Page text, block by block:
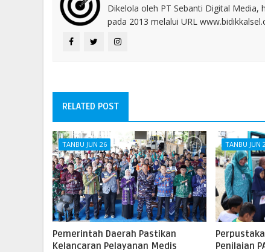
Dikelola oleh PT Sebanti Digital Media,
pada 2013 melalui URL
RELATED POST
TANBU JUN 26
Pemerintah Daerah Pastikan
Kelancaran Pelayanan Medis
TANBU JUN
Penilaian